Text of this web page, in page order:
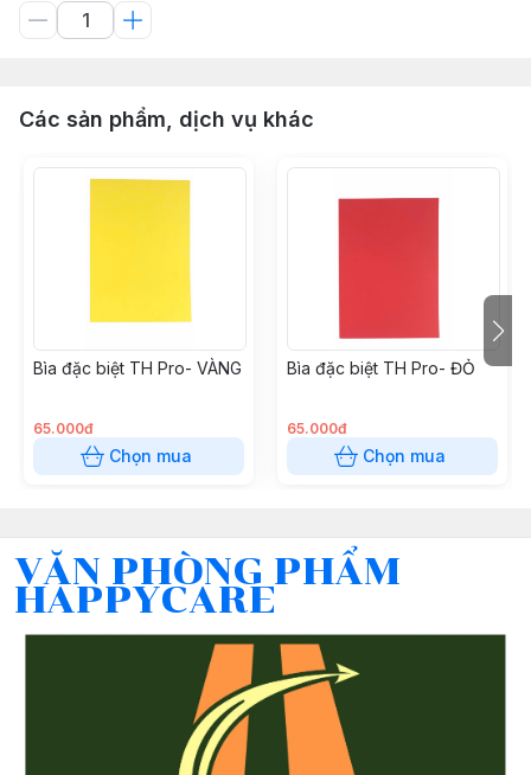
Các sản phẩm, dịch vụ khác
Bìa đặc biệt TH Pro- VÀNG
65.000đ
Chọn mua
Bìa đặc biệt TH Pro- ĐỎ
65.000đ
Chọn mua
VĂN PHÒNG PHẨM
HAPPYCARE